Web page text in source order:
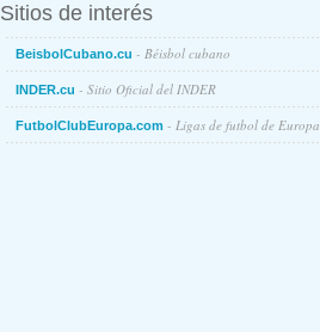
Sitios de interés
BeisbolCubano.cu - Béisbol cubano
INDER.cu - Sitio Oficial del INDER
FutbolClubEuropa.com - Ligas de futbol de Europa